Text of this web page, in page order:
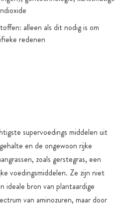
alleen als dit nodig is om
redenen
supervoedings middelen uit
en de ongewoon rijke
zoals gerstegras, een
voedingsmiddelen. Ze zijn niet
ideale bron van plantaardige
van aminozuren, maar door